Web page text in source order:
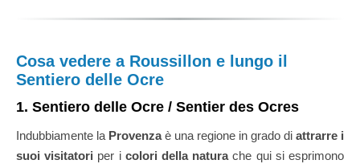
Cosa vedere a Roussillon e lungo il
Sentiero delle Ocre
1. Sentiero delle Ocre / Sentier des Ocres
Indubbiamente la Provenzaè una regione in grado di attrarre i
suoi visitatori per i colori della naturache qui si esprimono